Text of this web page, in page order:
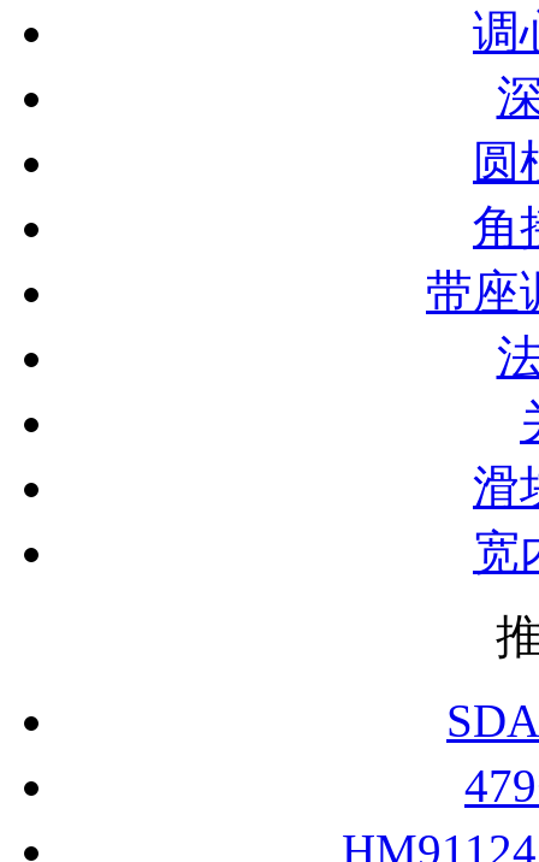
调
圆
角
带座
滑
宽